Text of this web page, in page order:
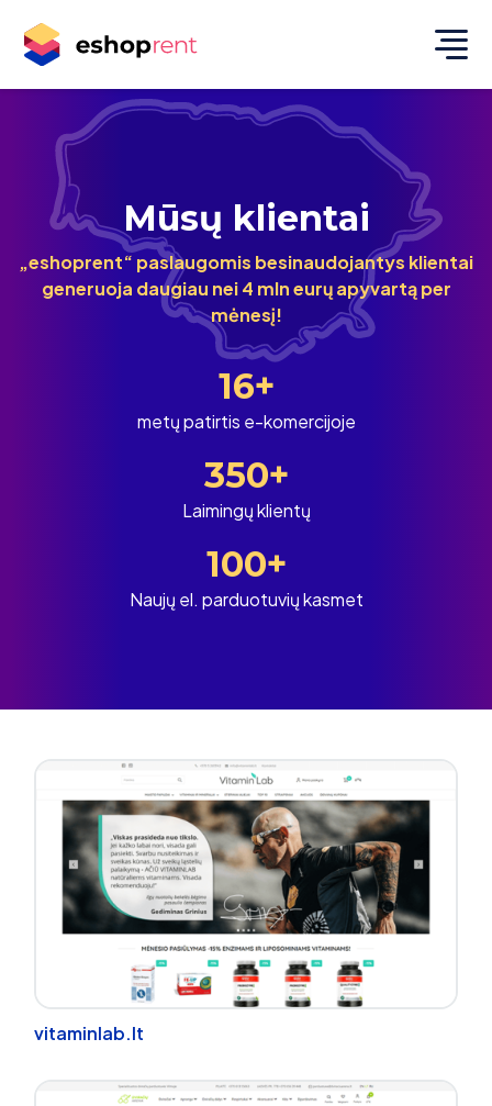
Mūsų klientai
„eshoprent“ paslaugomis besinaudojantys klientai
generuoja daugiau nei 4 mln eurų apyvartą per
mėnesį!
16
metų patirtis e-komercijoje
350
Laimingų klientų
100
Naujų el. parduotuvių kasmet
vitaminlab.lt